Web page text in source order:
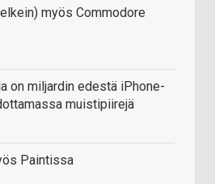
myös Commodore
on miljardin edestä iPhone-
muistipiirejä
Paintissa